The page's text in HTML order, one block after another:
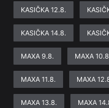
KASIČKA 12.8.
KASIČKA 14.8.
MAXA 9.8. MAXA
MAXA 11.8. MAXA
MAXA 13.8. MAXA